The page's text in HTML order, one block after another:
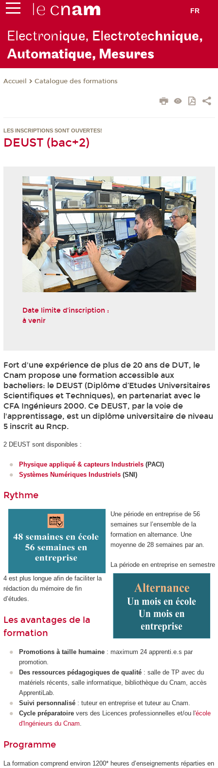
FR
Electronique, Electrotechnique,
Automatique, Mesures
Accueil Catalogue des formations
LES INSCRIPTIONS SONT OUVERTES!
DEUST (bac+2)
Date limite d'inscription :
à venir
Fort d'une expérience de plus de 20 ans de DUT, le
Cnam propose une formation accessible aux
bacheliers: le DEUST (Diplôme d’Etudes Universitaires
Scientifiques et Techniques), en partenariat avec le
CFA Ingénieurs 2000. Ce DEUST, par la voie de
l'apprentissage, est un diplôme universitaire de niveau
5inscrit au Rncp.
2 DEUST sont disponibles :
Physique appliqué & capteurs Industriels (PACI)
Systèmes Numériques Industriels (SNI)
Rythme
Une période en entreprise de 56
semaines sur l’ensemble de la
formation en alternance. Une
moyenne de 28 semaines par an.
La période en entreprise en semestre
4 est plus longue afin de faciliter la
rédaction du mémoire de fin
d’études.
Les avantages de la
formation
Promotions à taille humaine : maximum 24 apprenti.e.s par
promotion.
Des ressources pédagogiques de qualité : salle de TP avec du
matériels récents, salle informatique, bibliothèque du Cnam, accès
ApprentiLab.
Suivi personnalisé : tuteur en entreprise et tuteur au Cnam.
Cycle préparatoire vers des Licences professionnelles et/ou l 'école
d'Ingénieurs du Cnam.
Programme
La formation comprend environ 1200* heures d’enseignements réparties en